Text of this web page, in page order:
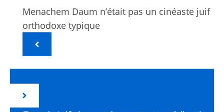
Menachem Daum n’était pas un cinéaste juif
orthodoxe typique